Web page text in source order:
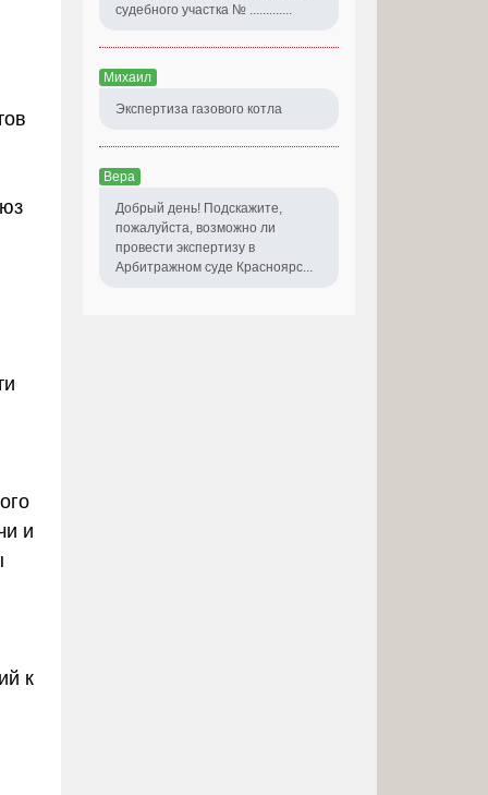
и
к
судебного участка № .............
Михаил
Экспертиза газового котла
Вера
Добрый день! Подскажите,
пожалуйста, возможно ли
провести экспертизу в
Арбитражном суде Красноярс...